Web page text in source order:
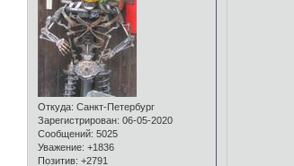
Откуда: Санкт-Петербург
Зарегистрирован: 06-05-2020
Сообщений: 5025
Уважение: +1836
Позитив: +2791